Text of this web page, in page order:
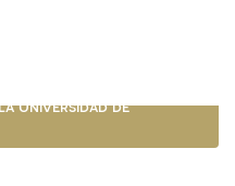
Universidad de